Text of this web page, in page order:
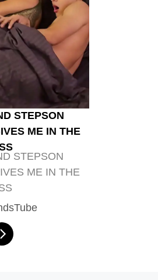
STEPSON
ME IN THE
STEPSON
ME IN THE